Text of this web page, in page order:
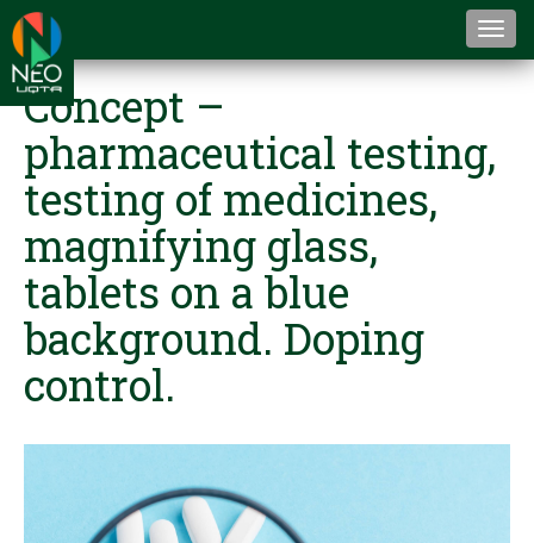
Concept –
pharmaceutical testing,
testing of medicines,
magnifying glass,
tablets on a blue
background. Doping
control.